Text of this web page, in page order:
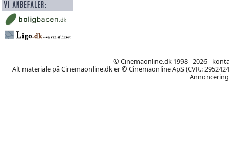
© Cinemaonline.dk 1998 - 2026 -
Alt materiale på Cinemaonline.dk er © Cinemaonline ApS (CVR.: